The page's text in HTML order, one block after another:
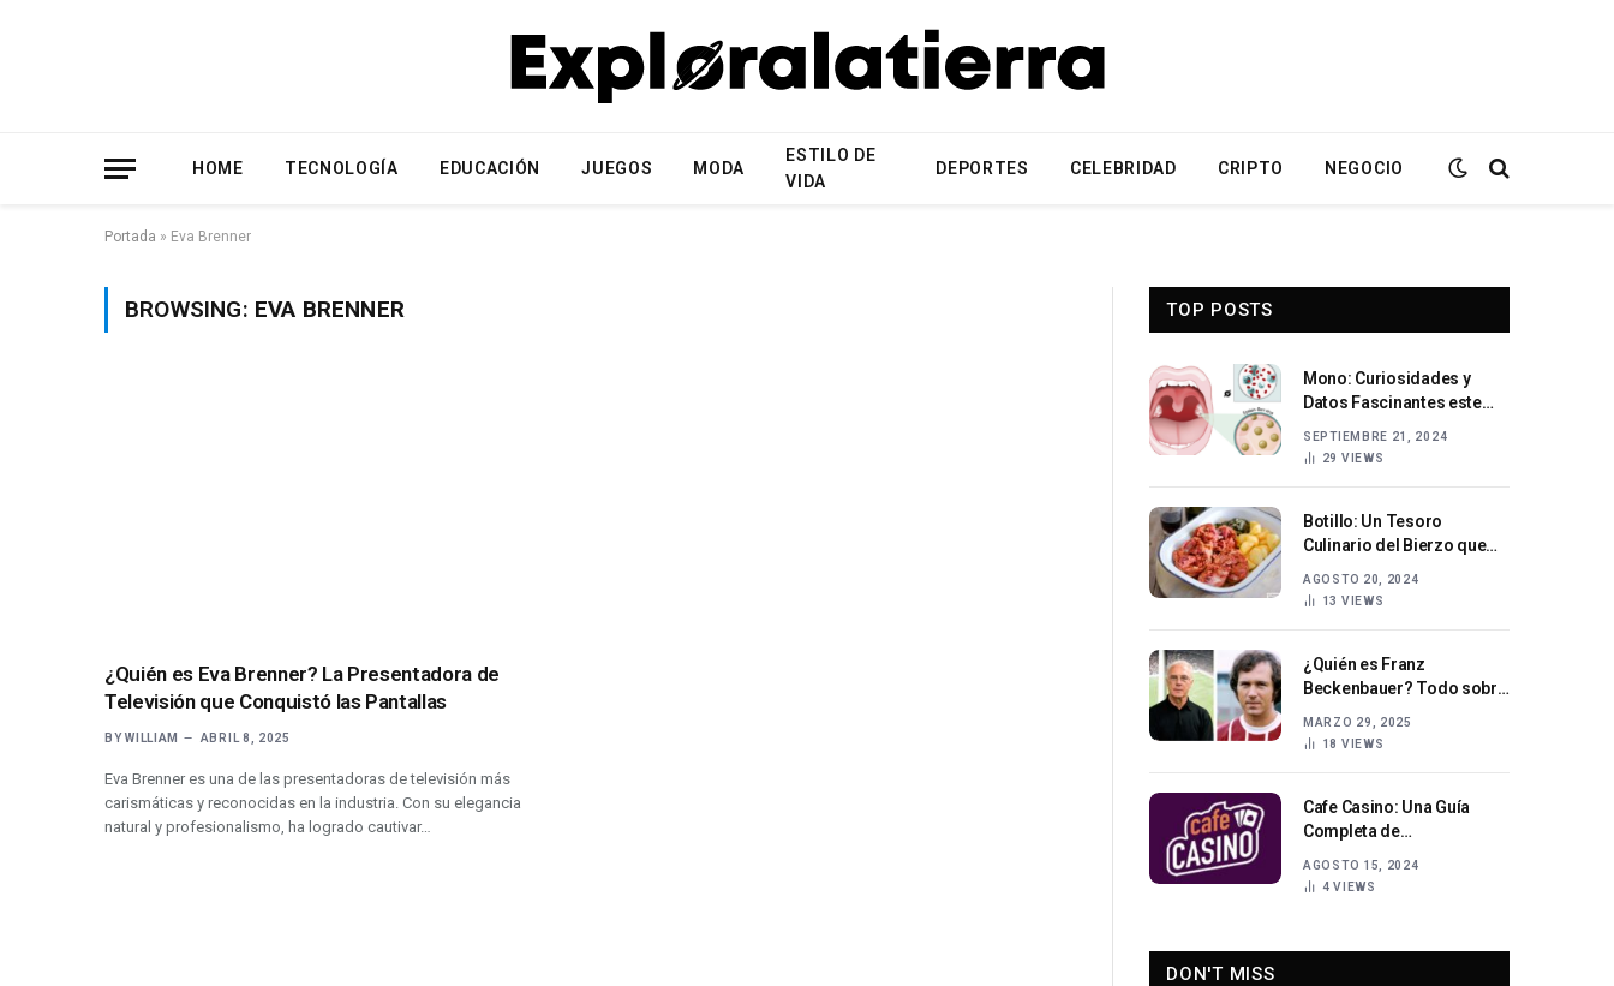
HOME TECNOLOGÍA EDUCACIÓN JUEGOS MODA
ESTILO DE
VIDA
DEPORTES CELEBRIDAD CRIPTO NEGOCIO
Portada » Eva Brenner
BROWSING: EVA BRENNER
¿Quién es Eva Brenner? La Presentadora de
Televisión que Conquistó las Pantallas
BY WILLIAM ABRIL 8, 2025
Eva Brenner es una de las presentadoras de televisión más
carismáticas y reconocidas en la industria. Con su elegancia
natural y profesionalismo, ha logrado cautivar…
TOP POSTS
Mono: Curiosidades y
Datos Fascinantes este
SEPTIEMBRE 21, 2024
29 VIEWS
Botillo: Un Tesoro
Culinario del Bierzo que
AGOSTO 20, 2024
13 VIEWS
¿Quién es Franz
Beckenbauer? Todo sobre
alemán.
MARZO 29, 2025
18 VIEWS
Cafe Casino: Una Guía
Completa de
AGOSTO 15, 2024
4VIEWS
DON'T MISS